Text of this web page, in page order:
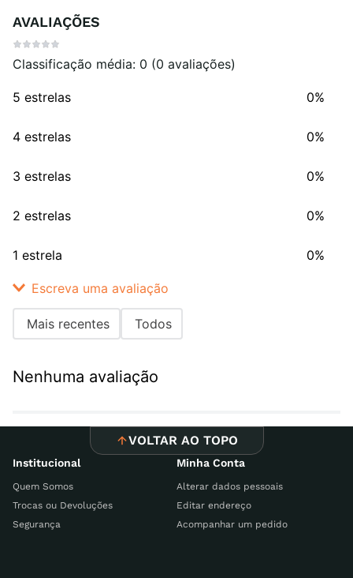
AVALIAÇÕES
Classificação média: 0 (0 avaliações)
5 estrelas 0%
4 estrelas 0%
3 estrelas 0%
2 estrelas 0%
1 estrela 0%
Escreva uma avaliação
Título
Avalie o produto de 1 a 5 estrelas
Seu nome
Mais recentes Todos
Nenhuma avaliação
VOLTAR AO TOPO
Institucional
Quem Somos
Trocas ou Devoluções
Segurança
Minha Conta
Alterar dados pessoais
Editar endereço
Acompanhar um pedido